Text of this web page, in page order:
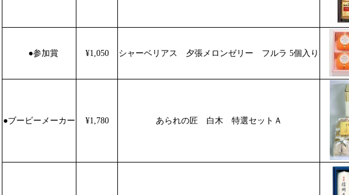
●参加賞 ¥1,050 シャーベリアス 夕張メロンゼリー フルラ 5個入り
●ブービーメーカー ¥1,780 あられの匠 白木 特選セットＡ